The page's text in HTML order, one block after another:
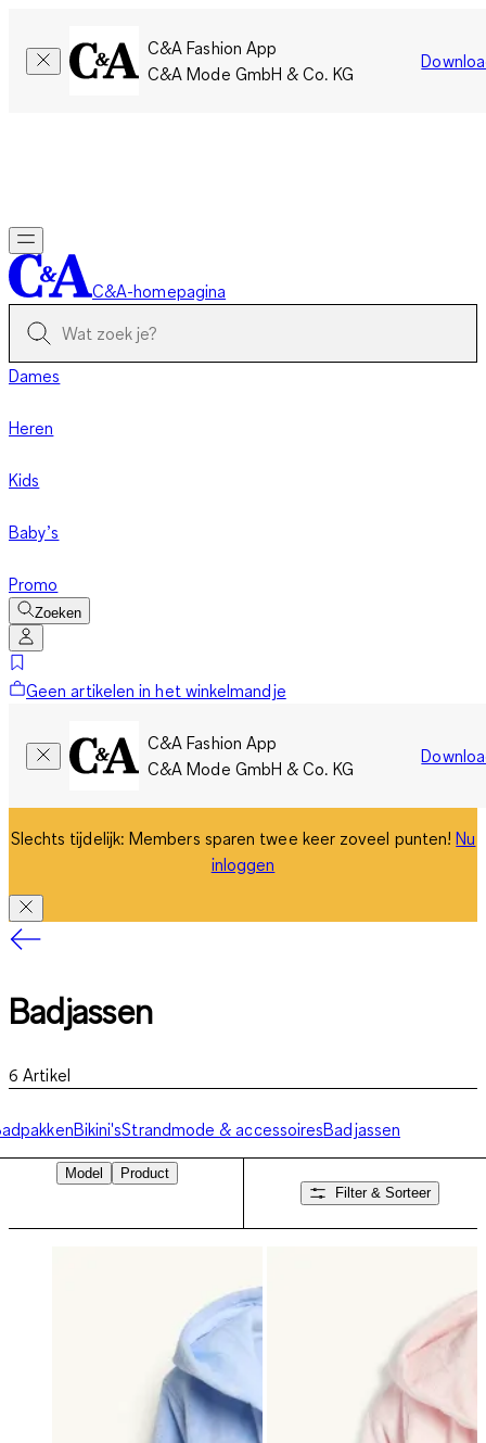
C&A Fashion App
C&A Mode GmbH & Co. KG
C&A-homepagina
Dames
Heren
Kids
Baby’s
Promo
Zoeken
Geen artikelen in het winkelmandje
C&A Fashion App
C&A Mode GmbH & Co. KG
Slechts tijdelijk: Members sparen twee keer zoveel punten!Nu
inloggen
Badjassen
6 Artikel
Bikini'sStrandmode & accessoiresBadjassen
Model
Product
Filter & Sorteer